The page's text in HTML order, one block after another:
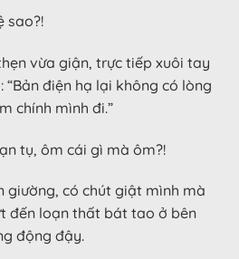
sao?!
vừa giận, trực tiếp xuôi tay
điện hạ lại không có lòng
chính mình đi.”
tụ, ôm cái gì mà ôm?!
giường, có chút giật mình mà
đến loạn thất bát tao ở bên
động đậy.